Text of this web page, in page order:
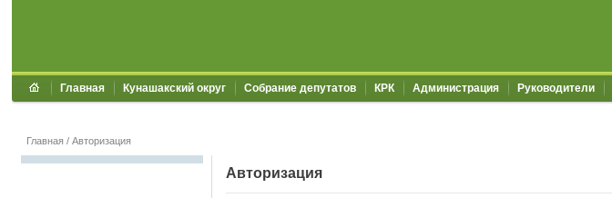
Главная Кунашакский округ Собрание депутатов КРК Администрация Руководители
Главная / Авторизация
Авторизация